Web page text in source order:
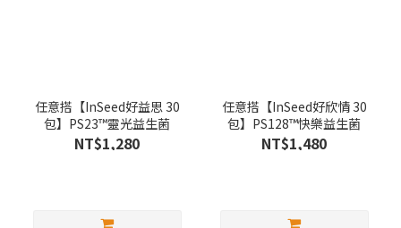
任意搭【InSeed好益思 30
包】PS23™靈光益生菌
NT$1,280
任意搭【InSeed好欣情 30
包】PS128™快樂益生菌
NT$1,480